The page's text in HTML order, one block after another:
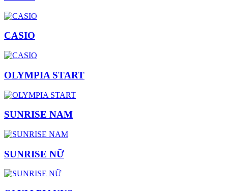
CASIO
OLYMPIA START
SUNRISE NAM
SUNRISE NỮ